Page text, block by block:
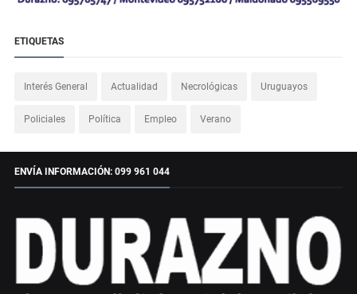
ETIQUETAS
Interés General Actualidad Necrológicas Uruguayos
Policiales Política Empleo Verano
ENVÍA INFORMACIÓN: 099 961 044